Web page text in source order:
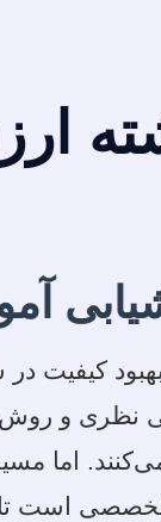
کیفیت در
نظری و
اما
است تا